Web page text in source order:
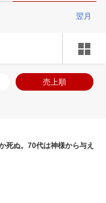
翌月
売上順
死ぬ。70代は神様から与え